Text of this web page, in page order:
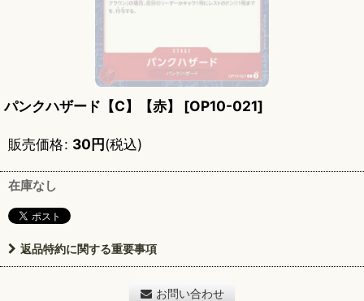
パンクハザード【C】【赤】 [OP10-021]
販売価格: 30円(税込)
在庫なし
返品特約に関する重要事項
お問い合わせ